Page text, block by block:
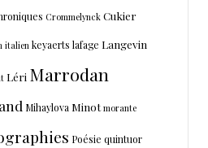
Crommelynck Cukier
italien keyaerts lafage Langevin
Léri Marrodan
Mihaylova Minot morante
Poésie quintuor